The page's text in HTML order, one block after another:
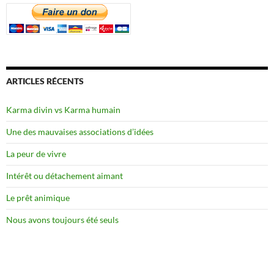
ARTICLES RÉCENTS
Karma divin vs Karma humain
Une des mauvaises associations d’idées
La peur de vivre
Intérêt ou détachement aimant
Le prêt animique
Nous avons toujours été seuls